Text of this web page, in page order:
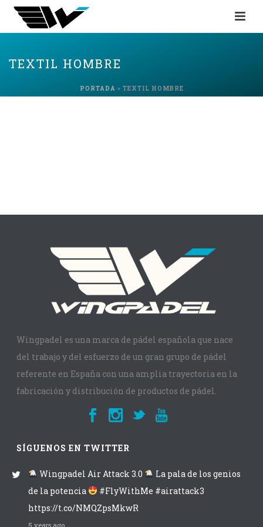
TEXTIL HOMBRE
PORTADA » TEXTIL HOMBRE
Wingpadel es una marca de pádel española que nace
del trabajo y del esfuerzo de un gran grupo de pádel
referente en España con una amplia trayectoria en la
fabricación y distribución de productos de pádel.
SÍGUENOS EN TWITTER
Wingpadel Air Attack 3.0
La pala de los genios
de la potencia
#FlyWithMe #airattack3
https://t.co/NMQZpsMkwR
5 years ago